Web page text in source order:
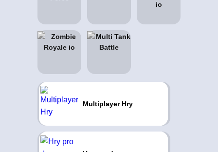
Multiplayer Hry